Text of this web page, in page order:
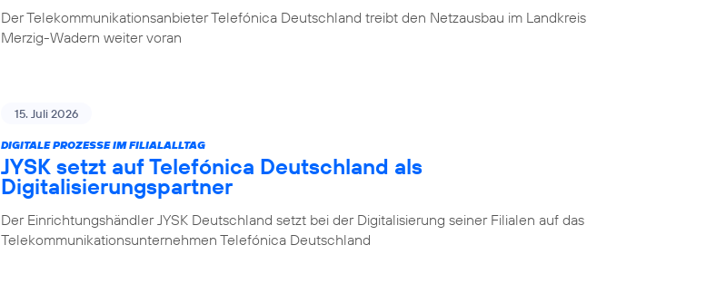
Der Telekommunikationsanbieter Telefónica Deutschland treibt den Netzausbau im Landkreis
Merzig-Wadern weiter voran
15. Juli 2026
DIGITALE PROZESSE IM FILIALALLTAG
JYSK setzt auf Telefónica Deutschland als
Digitalisierungspartner
Der Einrichtungshändler JYSK Deutschland setzt bei der Digitalisierung seiner Filialen auf das
Telekommunikationsunternehmen Telefónica Deutschland